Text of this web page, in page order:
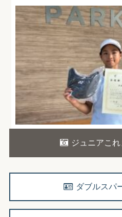
ジュニアこ
ダブルスパ